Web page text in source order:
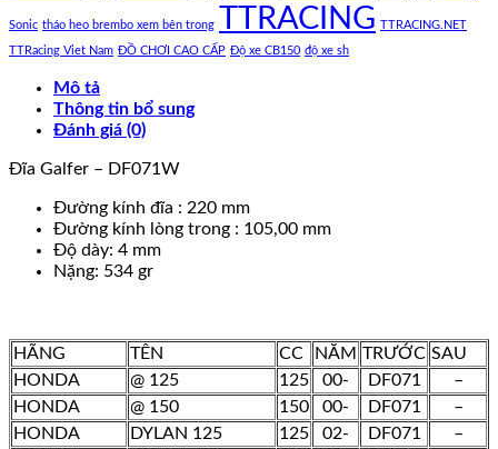
Sonic tháo heo brembo xem bên trong TTRACING TTRACING.NET
TTRacing Viet Nam ĐỒ CHƠI CAO CẤP Độ xe CB150 độ xe sh
Mô tả
Thông tin bổ sung
Đánh giá (0)
Đĩa Galfer – DF071W
Đường kính đĩa : 220 mm
Đường kính lòng trong : 105,00 mm
Độ dày: 4 mm
Nặng: 534 gr
HÃNG TÊN CC NĂM TRƯỚC SAU
HONDA
@ 125 125 00- DF071
–
HONDA
@ 150 150 00- DF071
–
HONDA
DYLAN 125 125 02- DF071
–